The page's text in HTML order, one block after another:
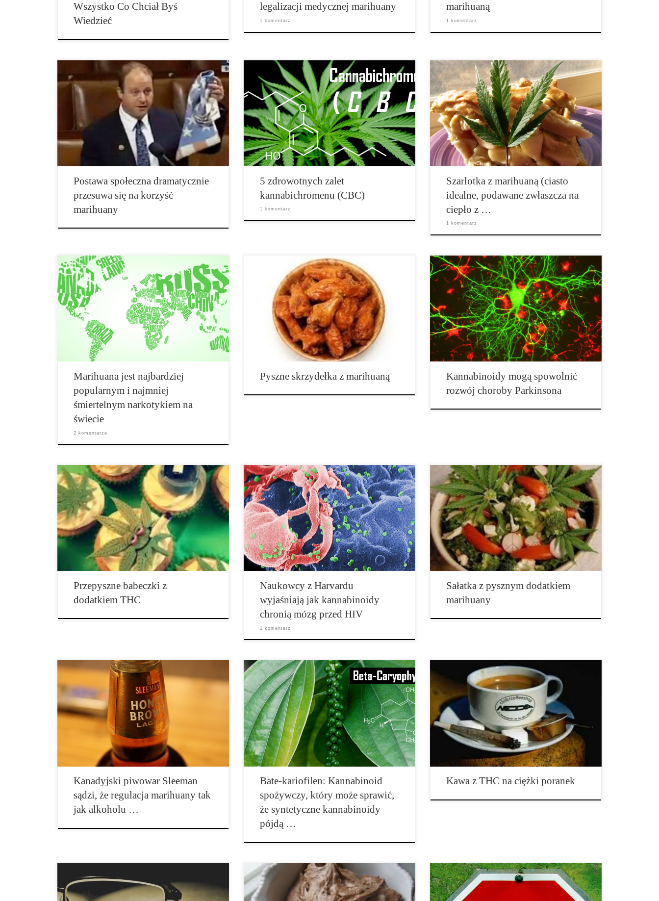
Wszystko Co Chciał Byś
Wiedzieć
legalizacji medycznej marihuany
1 komentarz
marihuaną
1 komentarz
Prawie sześciu na dziesięciu Amerykanów uważa
obecnie, że stosowanie marihuany powinno być
legalne, a tylko około jeden na trzech twierdzi, że
obecna polityka powinna być kontynuowana, zgodnie
z ogólnokrajowymi danymi opublikowanymi przez
Pew Research Center. Pięćdziesiąt siedem procent
respondentów twierdzi, […]
Postawa społeczna dramatycznie
przesuwa się na korzyść
marihuany
Choć nazwy THC i CBD są już dosyć popularne,
bardzo mało ludzi wie o związku znajdującym się w
marihuanie i noszącym nazwę kannabichromen. Jest to
dosyć niefortunne, ponieważ kannabichromen jest
faktycznie drugim najbardziej obfitym kannabinoidem
marihuany, co oznacza, że najprawdopodobniej […]
5 zdrowotnych zalet
kannabichromenu (CBC)
1 komentarz
Składniki na spód: 3 ¼ szklanki mąki I łyżeczki soli 2
łyżki cukru 1 lub 2 szklanki zimnego masła THC 5 do
6 łyżek zimnej wody Składniki na wypełnienie: 3 kg
jabłek 3¼ szklanki brązowego cukru 3 łyżki mąki
pszennej […]
Szarlotka z marihuaną (ciasto
idealne, podawane zwłaszcza na
ciepło z …
1 komentarz
Marihuana jest najpopularniejszym narkotykiem na
świecie, a jednocześnie przyczyniła się do najmniejszej
liczby zgonów, jak pokazują obecne badania.
Naukowcy z USA i Australii przeanalizowali dane
dotyczące globalnego stosowania leków i stwierdzili,
że uzależnienie od popularnych środków
przeciwbólowych takich jak Vicodin, […]
Marihuana jest najbardziej
popularnym i najmniej
śmiertelnym narkotykiem na
świecie
2 komentarze
Chciałbyś przygotować smaczne, chrupiące skrzydełka
z kurczaka z marihuaną? Mamy dla ciebie świetny i
prosty przepis! Składniki: kilogram skrzydełek z
kurczaka olej roślinny ostry sos pomidorowy ½
szklanki masła THC dressing 1. Zacznij od
przygotowania kurczaka. Umyj skrzydełka, i włóż […]
Pyszne skrzydełka z marihuaną
Nowe badania przeprowadzone w Wielkiej Brytanii
mogą wyjaśnić dlaczego substancje chemiczne
znajdujące się w marihuanie oferują ochronę w
różnych modelach choroby Parkinsona. Choroba
Parkinsona jest bardziej powszechna wśród starzejącej
się populacji i objawia się powszechną utratą komórek
wytwarzających dopaminę w […]
Kannabinoidy mogą spowolnić
rozwój choroby Parkinsona
Każdy kocha babeczki – z co najmniej dwóch
powodów! Smakują wyśmienicie oraz są super-łatwe
do wykonania. Składniki: 1 opakowanie miksu do
ciasta ¼ szklanki wody 1/3 szklanki oleju canna lub ½
uncji mielonej konopi 3 jajka 1 szklanka płatków
czekoladowych […]
Przepyszne babeczki z
dodatkiem THC
Związki chemiczne, które działają na tych samych
ścieżkach co marihuana mogą być użyteczne w
zapobieganiu uszkodzeniom mózgu, które występują
podczas choroby HIV. Około 40% zakażeń HIV
prowadzi do pewnego rodzaju zaburzeń mózgu, takich
jak HIV-1, które związane jest z upośledzeniem […]
Naukowcy z Harvardu
wyjaśniają jak kannabinoidy
chronią mózg przed HIV
1 komentarz
Sałatki są jednym z najzdrowszych posiłków jaki
możemy konsumować. Dla użytkowników medycznej
marihuany, którzy są świadomi zdrowia, sałatka z
marihuaną jest idealnym posiłkiem, a także świetną
alternatywą dla palenia. Świeże liście marihuany
zapewniają najlepsze korzyści lecznicze, ale należy
zauważyć, że […]
Sałatka z pysznym dodatkiem
marihuany
Założyciel Sleeman Breweries, trzeciego co do
wielkości browaru w Kanadzie, widzi podobieństwo
pomiędzy prohibicją alkoholową i aktualnym stanem
marihuany. Kiedy John Sleeman przywrócił rodzinny
browar w 1988 roku, sprowadził biznes, który
uplasował się w wyblakłą erę prohibicji alkoholowej.
Wracając do […]
Kanadyjski piwowar Sleeman
sądzi, że regulacja marihuany tak
jak alkoholu …
Naukowcy włożyli wiele wysiłku próbując stworzyć
kannabinoidy o właściwościach medycznych, które nie
powodują haju. Nowe doniesienia sugerują, ze istnieje
już rozwiązanie i prawdopodobnie można je kupić w
lokalnym sklepie spożywczym. Kannabinoidem, który
może skreślić dekady pracy jest beta-kariofilen (BCP).
BCP […]
Bate-kariofilen: Kannabinoid
spożywczy, który może sprawić,
że syntetyczne kannabinoidy
pójdą …
Jest to niezwykły przepis na kawę z marihuaną, która
da Ci prawdziwy haj. Wystarczy wyobrazić sobie moc
marihuany i kofeiny wywodzącą się z filiżanki!
Przepis jest idealny dla tych, którzy potrzebują
pobudzenia, jak i dla tych, którzy długie godziny
przesiadują […]
Kawa z THC na ciężki poranek
Uzależnienie od marihuany jest nadal temat dyskusji
na całym świecie, pomimo badań dowodzących, że
Wszyscy doskonale wiemy, że lody są jedną z
Przy produkcji marihuany, która zaczyna wyglądać jak